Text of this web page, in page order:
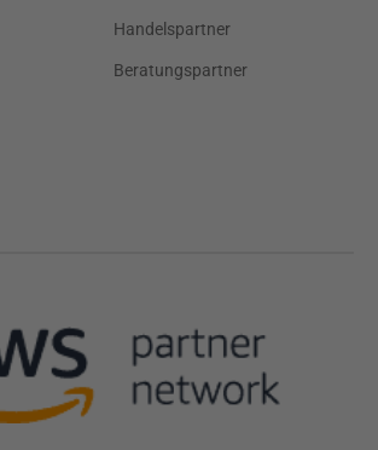
Handelspartner
Beratungspartner